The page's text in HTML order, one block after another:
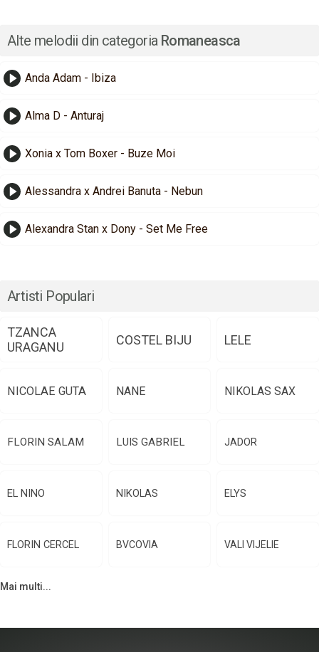
Alte melodii din categoria Romaneasca
Anda Adam - Ibiza
Alma D - Anturaj
Xonia x Tom Boxer - Buze Moi
Alessandra x Andrei Banuta - Nebun
Alexandra Stan x Dony - Set Me Free
Artisti Populari
TZANCA
URAGANU
COSTEL BIJU LELE
NICOLAE GUTA NANE NIKOLAS SAX
FLORIN SALAM LUIS GABRIEL JADOR
EL NINO NIKOLAS ELYS
FLORIN CERCEL BVCOVIA VALI VIJELIE
Mai multi...